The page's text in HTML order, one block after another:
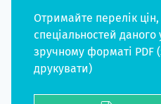
Отримайте перелік цін,
спеціальностей даного
зручному форматі PDF
друкувати)